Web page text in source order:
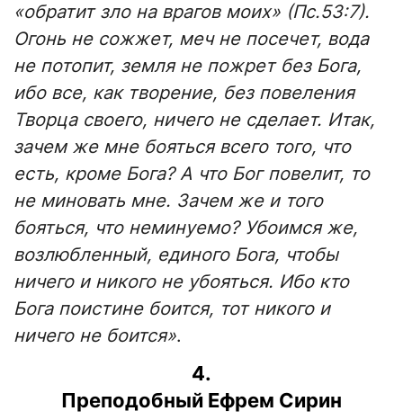
«обратит зло на врагов моих» (Пс.53:7).
Огонь не сожжет, меч не посечет, вода
не потопит, земля не пожрет без Бога,
ибо все, как творение, без повеления
Творца своего, ничего не сделает. Итак,
зачем же мне бояться всего того, что
есть, кроме Бога? А что Бог повелит, то
не миновать мне. Зачем же и того
бояться, что неминуемо? Убоимся же,
возлюбленный, единого Бога, чтобы
ничего и никого не убояться. Ибо кто
Бога поистине боится, тот никого и
ничего не боится».
4.
Преподобный Ефрем Сирин